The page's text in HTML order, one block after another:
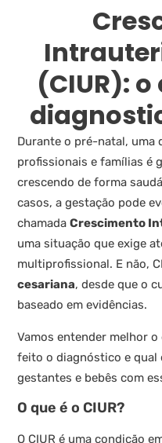
(CIUR):
Durante o pré-natal, uma
profissionais e famílias é
crescendo de forma
casos, a gestação pode
chamadaCrescimento
uma situação que exige
multiprofissional. E não,
cesariana, desde que o
baseado em evidências.
Vamos entender melhor
feito o diagnóstico e qual
gestantes e bebês com
O que é o CIUR?
O CIUR é uma condição